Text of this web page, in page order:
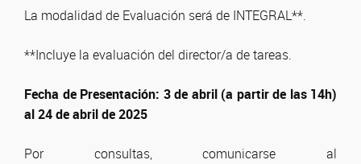
La modalidad de Evaluación será de INTEGRAL**.
**Incluye la evaluación del director/a de tareas.
Fecha de Presentación: 3 de abril (a partir de las 14h)
al 24 de abril de 2025
Por consultas, comunicarse al